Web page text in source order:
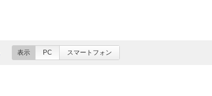
表示 PC スマートフォン